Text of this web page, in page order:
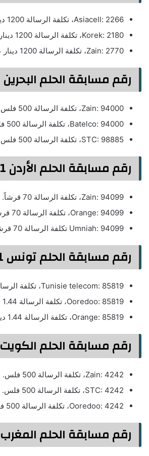
Asiacell: 2266، تكلفة الرسالة 1200 دينار عراقي.
Korek: 2180، تكلفة الرسالة 1200 دينار عراقي.
Zain: 2770، تكلفة الرسالة 1200 دينار عراقي.
رقم مسابقة الحلم البحرين 2021:
Zain: 94000، تكلفة الرسالة 500 فلس.
Batelco: 94000، تكلفة الرسالة 500 فلس.
STC: 98885، تكلفة الرسالة 500 فلس.
رقم مسابقة الحلم الأردن 2021:
Zain: 94099، تكلفة الرسالة 70 قرشاً.
Orange: 94099، تكلفة الرسالة 70 قرشاً.
Umniah: 94099 تكلفة الرسالة 70 قرشاً.
رقم مسابقة الحلم تونس 2021:
Tunisie telecom: 85819، تكلفة الرسالة 1.44 دينار تونسي.
Ooredoo: 85819، تكلفة الرسالة 1.44 دينار تونسي.
Orange: 85819، تكلفة الرسالة 1.44 دينار تونسي.
رقم مسابقة الحلم الكويت 2021:
Zain: 4242، تكلفة الرسالة 500 فلس.
STC: 4242، تكلفة الرسالة 500 فلس.
Ooredoo: 4242، تكلفة الرسالة 500 فلس.
رقم مسابقة الحلم المغرب 2021: